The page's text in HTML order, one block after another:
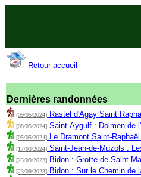
Retour accueil
Dernières randonnées
[09/05/2024] Rastel d'Agay Saint
[08/05/2024] Saint-Aygulf : Dolmen de
[05/05/2024] Le Dramont Saint-
[17/03/2024] Saint-Jean-de-Muzols :
[23/09/2023] Bidon : Grotte de Saint
[23/09/2023] Bidon : Sur le Chemin de